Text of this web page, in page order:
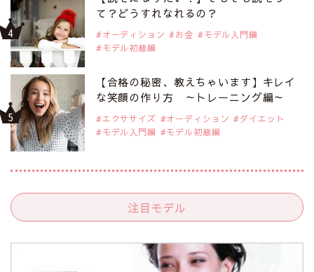
て？どうすれなれるの？
オーディション お金
モデル入門編
モデル初級編
【合格の秘密、教えちゃいます】キレイ
な笑顔の作り方 ～トレーニング編～
エクササイズ オーディション
ダイエット
モデル入門編
モデル初級編
注目モデル